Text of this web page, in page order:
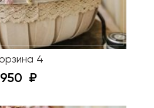
4
950